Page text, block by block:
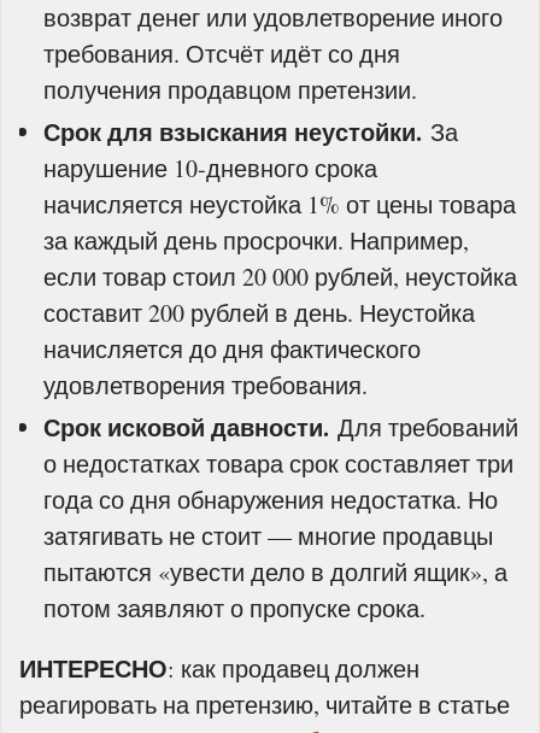
возврат денег или удовлетворение иного
требования. Отсчёт идёт со дня
получения продавцом претензии.
Срок для взыскания неустойки. За
нарушение 10‑дневного срока
начисляется неустойка 1% от цены товара
за каждый день просрочки. Например,
если товар стоил 20 000 рублей, неустойка
составит 200 рублей в день. Неустойка
начисляется до дня фактического
удовлетворения требования.
Срок исковой давности. Для требований
о недостатках товара срок составляет три
года со дня обнаружения недостатка. Но
затягивать не стоит — многие продавцы
пытаются «увести дело в долгий ящик», а
потом заявляют о пропуске срока.
ИНТЕРЕСНО: как продавец должен
реагировать на претензию, читайте в статье